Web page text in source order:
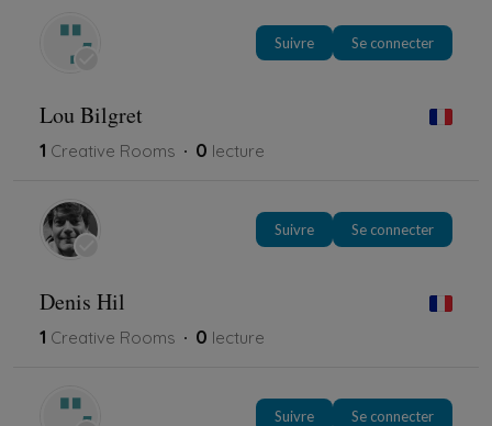
Suivre Se connecter
Lou Bilgret
1 Creative Rooms 0 lecture
Suivre Se connecter
Denis Hil
1 Creative Rooms 0 lecture
Suivre Se connecter